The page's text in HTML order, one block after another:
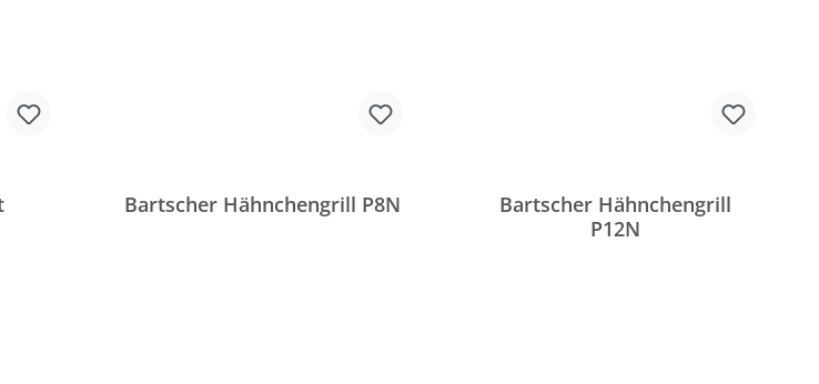
Bartscher Hähnchengrill P8N
Bartscher Hähnchengrill
P12N